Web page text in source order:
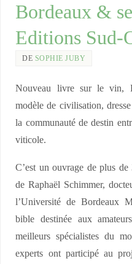
Bordeaux &
Editions Sud-
DE SOPHIE JUBY
Nouveau livre sur le vin,
modèle de civilisation,
la communauté de destin
viticole.
C’est un ouvrage de plus
de Raphaël Schimmer,
l’Université de Bordeaux
bible destinée aux
meilleurs spécialistes du
experts ont participé au